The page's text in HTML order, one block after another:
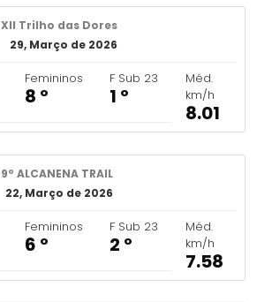
XII Trilho das Dores
29, Março de 2026
Femininos
8 º
F Sub 23
1 º
Méd.
km/h
8.01
9º ALCANENA TRAIL
22, Março de 2026
Femininos
6 º
F Sub 23
2 º
Méd.
km/h
7.58